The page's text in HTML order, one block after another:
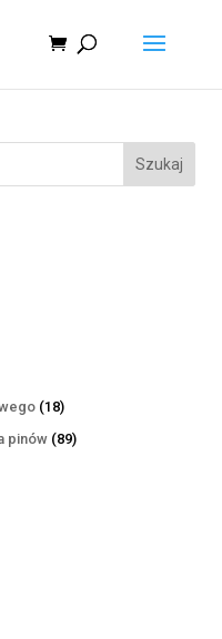
Szukaj
1818
produktów
pinów 8989